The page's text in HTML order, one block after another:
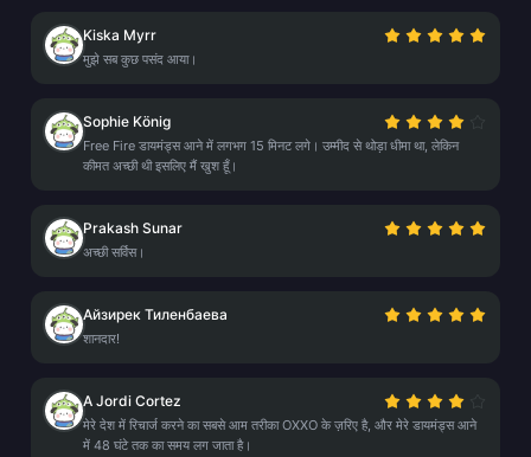
Kiska Myrr
मुझे सब कुछ पसंद आया।
Sophie König
Free Fire डायमंड्स आने में लगभग 15 मिनट लगे। उम्मीद से थोड़ा धीमा था, लेकिन
कीमत अच्छी थी इसलिए मैं खुश हूँ।
Prakash Sunar
अच्छी सर्विस।
Айзирек Тиленбаева
शानदार!
A Jordi Cortez
मेरे देश में रिचार्ज करने का सबसे आम तरीका OXXO के ज़रिए है, और मेरे डायमंड्स आने
में 48 घंटे तक का समय लग जाता है।